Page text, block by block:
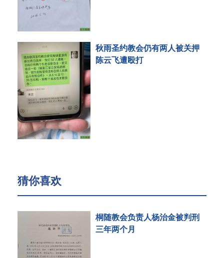
秋雨圣约教会仍有两人被关押
陈云飞遭殴打
猜你喜欢
桐随教会负责人杨治金被判刑
三年两个月